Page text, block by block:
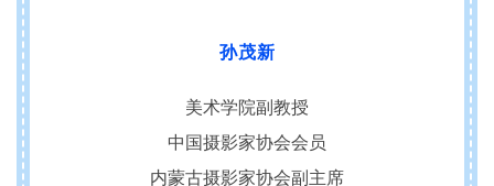
孙茂新
美术学院副教授
中国摄影家协会会员
内蒙古摄影家协会副主席